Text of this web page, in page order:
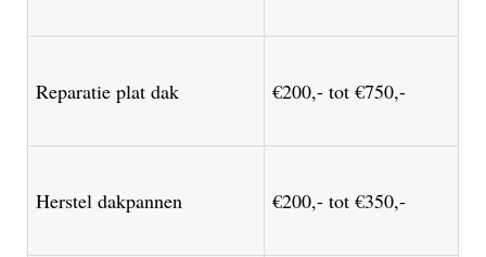
Reparatie plat dak €200,- tot €750,-
Herstel dakpannen €200,- tot €350,-